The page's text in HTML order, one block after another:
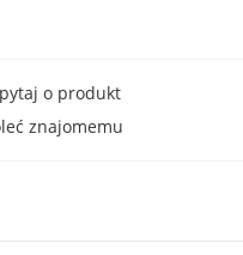
o produkt
znajomemu